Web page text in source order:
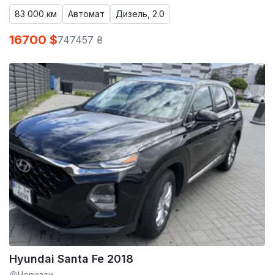
83 000 км Автомат Дизель, 2.0
16700 $747457 ₴
Hyundai Santa Fe 2018